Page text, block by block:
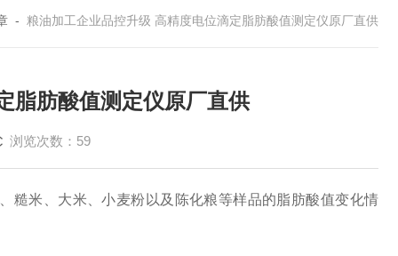
- 粮油加工企业品控升级 高精度电位滴定脂肪酸值测定仪原厂直供
脂肪酸值测定仪原厂直供
浏览次数：59
糙米、大米、小麦粉以及陈化粮等样品的脂肪酸值变化情